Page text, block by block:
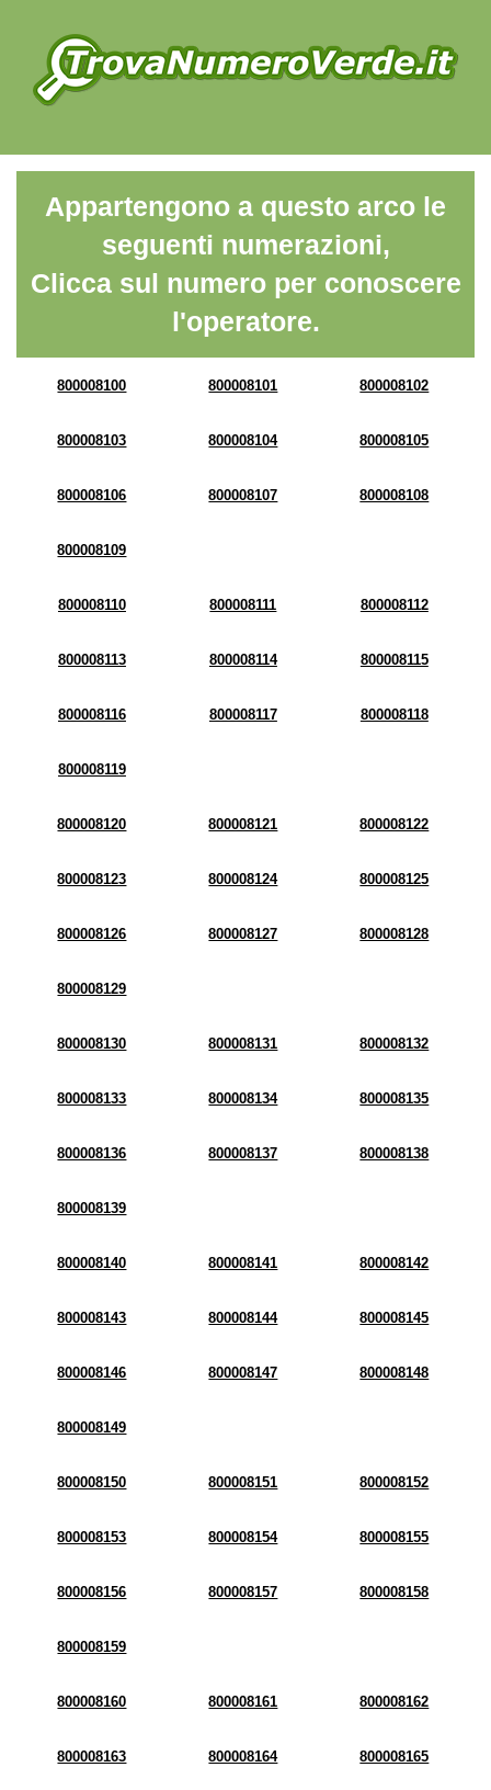
Appartengono a questo arco le
seguenti numerazioni,
Clicca sul numero per conoscere
l'operatore.
800008100 800008101 800008102
800008103 800008104 800008105
800008106 800008107 800008108
800008109
800008110 800008111 800008112
800008113 800008114 800008115
800008116 800008117 800008118
800008119
800008120 800008121 800008122
800008123 800008124 800008125
800008126 800008127 800008128
800008129
800008130 800008131 800008132
800008133 800008134 800008135
800008136 800008137 800008138
800008139
800008140 800008141 800008142
800008143 800008144 800008145
800008146 800008147 800008148
800008149
800008150 800008151 800008152
800008153 800008154 800008155
800008156 800008157 800008158
800008159
800008160 800008161 800008162
800008163 800008164 800008165